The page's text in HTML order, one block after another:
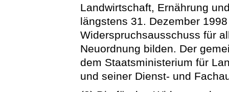
Landwirtschaft, Ernährung
längstens 31. Dezember
Widerspruchsausschuss für
Neuordnung bilden. Der
dem Staatsministerium für
und seiner Dienst- und